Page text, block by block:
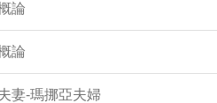
論
論
妻-瑪挪亞夫婦